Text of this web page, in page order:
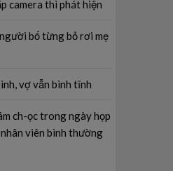
camera thì phát hiện
bố từng bỏ rơi mẹ
vợ vẫn bình tĩnh
ch-ọc trong ngày họp
viên bình thường